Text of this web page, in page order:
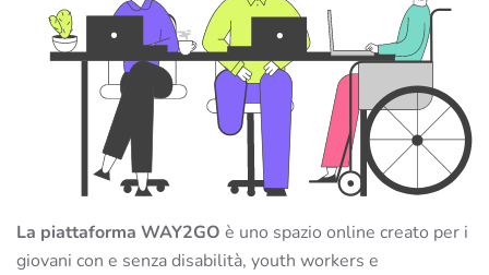
La piattaforma WAY2GO è uno spazio online creato per i
giovani con e senza disabilità, youth workers e